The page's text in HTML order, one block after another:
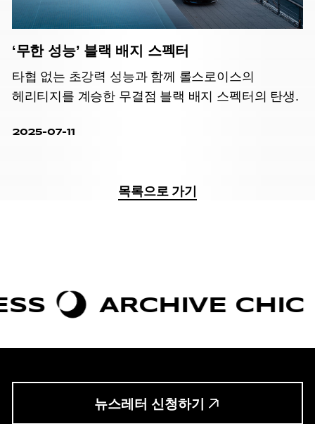
‘무한 성능’ 블랙 배지 스펙터
타협 없는 초강력 성능과 함께 롤스로이스의
헤리티지를 계승한 무결점 블랙 배지 스펙터의 탄생.
2025-07-11
목록으로 가기
ARCHIVE CHIC
뉴스레터 신청하기